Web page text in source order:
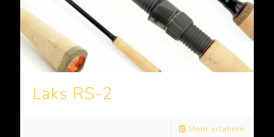
Laks RS-2
Mehr erfahren